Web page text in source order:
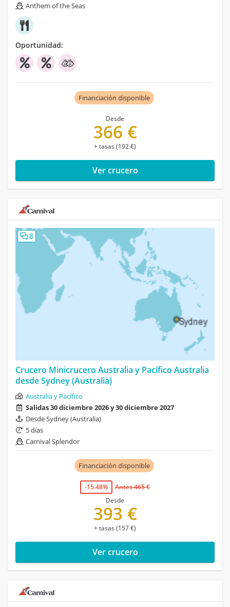
Anthem of the Seas
Oportunidad:
Financiación disponible
Desde
366 €
+ tasas (192 €)
Ver crucero
8
Crucero Minicrucero Australia y Pacífico Australia
desde Sydney (Australia)
Australia y Pacífico
Salidas 30 diciembre 2026 y 30 diciembre 2027
Desde Sydney (Australia)
5 días
Carnival Splendor
Financiación disponible
-15.48%
Antes 465 €
Desde
393 €
+ tasas (157 €)
Ver crucero